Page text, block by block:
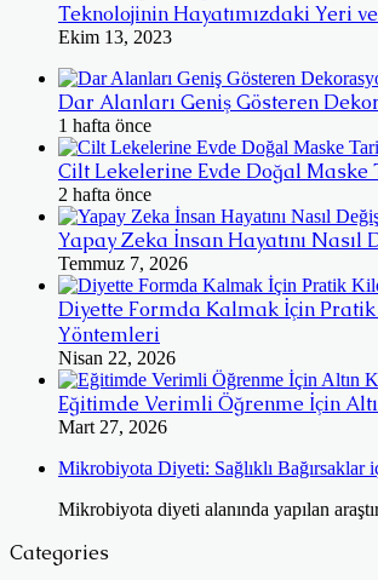
Teknolojinin Hayatımızdaki Yeri
Ekim 13, 2023
Dar Alanları Geniş Gösteren
1 hafta önce
Cilt Lekelerine Evde Doğal
2 hafta önce
Yapay Zeka İnsan Hayatını Nasıl
Temmuz 7, 2026
Diyette Formda Kalmak İçin
Yöntemleri
Nisan 22, 2026
Eğitimde Verimli Öğrenme İçin
Mart 27, 2026
Mikrobiyota Diyeti: Sağlıklı Bağırsaklar
Mikrobiyota diyeti alanında yapılan
Categories